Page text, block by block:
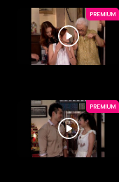
PREMIUM
PREMIUM